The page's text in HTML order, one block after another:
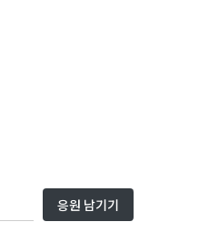
응원 남기기